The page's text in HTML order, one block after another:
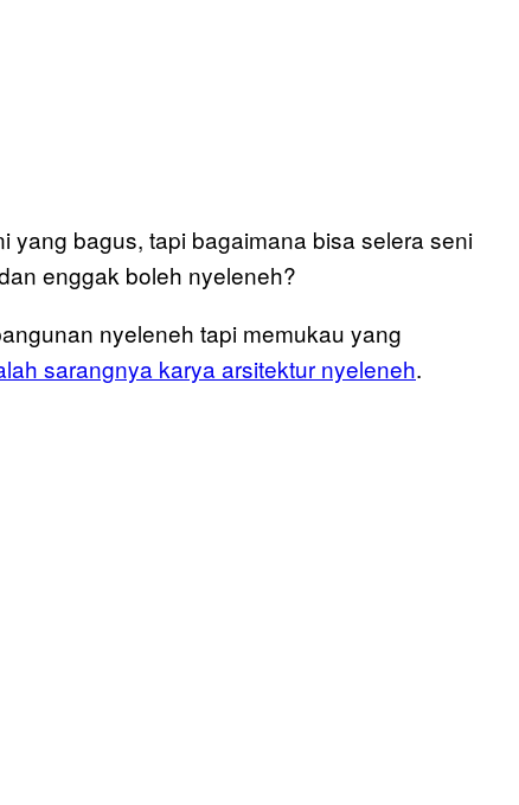
yang bagus, tapi bagaimana bisa selera seni
enggak boleh nyeleneh?
nyeleneh tapi memukau yang
sarangnya karya arsitektur nyeleneh.